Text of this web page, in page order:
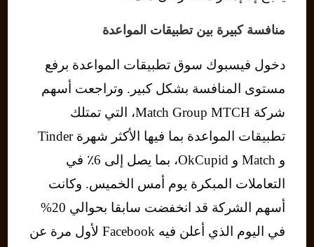
منافسة كبيرة بين تطبيقات المواعدة
دخول فيسبوك سوق تطبيقات المواعدة برفع
مستوى المنافسة بشكل كبير. وتراجعت أسهم
شركة Match Group MTCH، التي تمتلك
تطبيقات المواعدة بما فيها الأكثر شهرة Tinder
و Match و OkCupid، بما يصل إلى 6٪ في
التعاملات المبكرة يوم أمس الخميس. وكانت
أسهم الشركة قد انخفضت سابقا بحوالي 20%
في اليوم الذي أعلن فيه Facebook لأول مرة عن